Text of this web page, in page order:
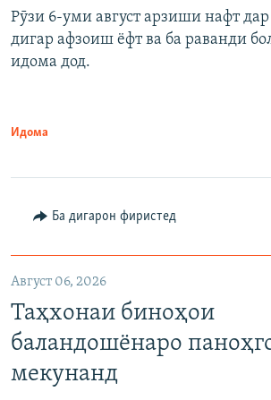
Рӯзи 6-уми август арзиши нафт
дигар афзоиш ёфт ва ба раванди
идома дод.
Идома
Ба дигарон фиристед
Август 06, 2026
Таҳхонаи биноҳои
баландошёнаро
мекунанд